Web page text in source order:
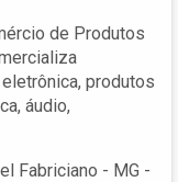
de Produtos
produtos
áudio,
Fabriciano - MG -